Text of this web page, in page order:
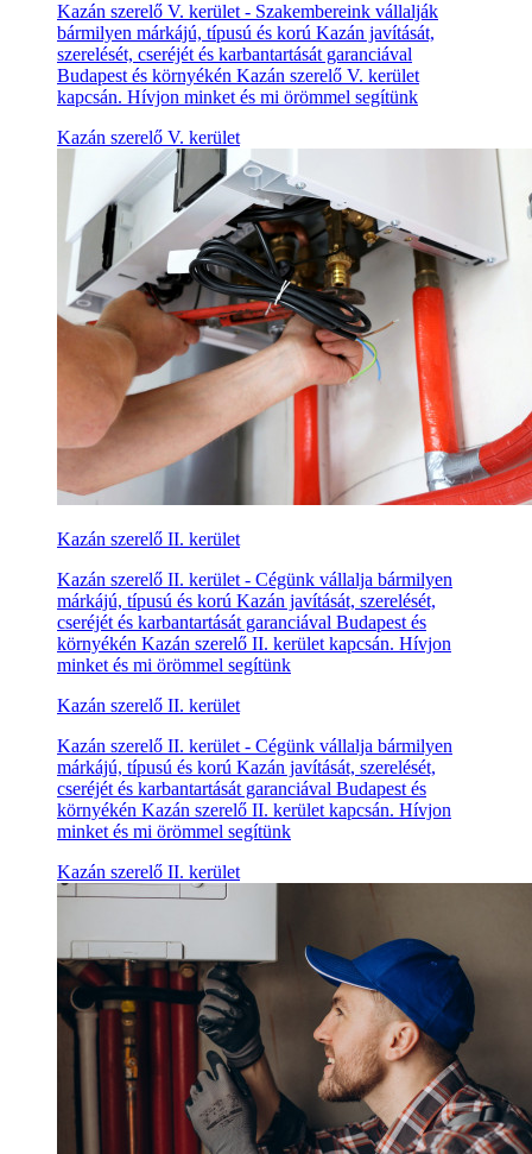
Kazán szerelő V. kerület - Szakembereink vállalják
bármilyen márkájú, típusú és korú Kazán javítását,
szerelését, cseréjét és karbantartását garanciával
Budapest és környékén Kazán szerelő V. kerület
kapcsán. Hívjon minket és mi örömmel segítünk
Kazán szerelő V. kerület
Kazán szerelő II. kerület
Kazán szerelő II. kerület - Cégünk vállalja bármilyen
márkájú, típusú és korú Kazán javítását, szerelését,
cseréjét és karbantartását garanciával Budapest és
környékén Kazán szerelő II. kerület kapcsán. Hívjon
minket és mi örömmel segítünk
Kazán szerelő II. kerület
Kazán szerelő II. kerület - Cégünk vállalja bármilyen
márkájú, típusú és korú Kazán javítását, szerelését,
cseréjét és karbantartását garanciával Budapest és
környékén Kazán szerelő II. kerület kapcsán. Hívjon
minket és mi örömmel segítünk
Kazán szerelő II. kerület